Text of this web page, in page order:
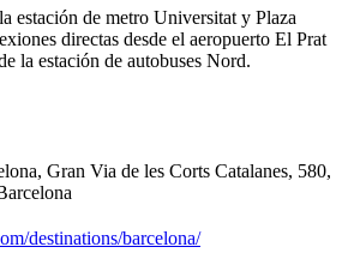
estación de metro Universitat y Plaza
directas desde el aeropuerto El Prat
la estación de autobuses Nord.
Gran Via de les Corts Catalanes, 580,
destinations/barcelona/